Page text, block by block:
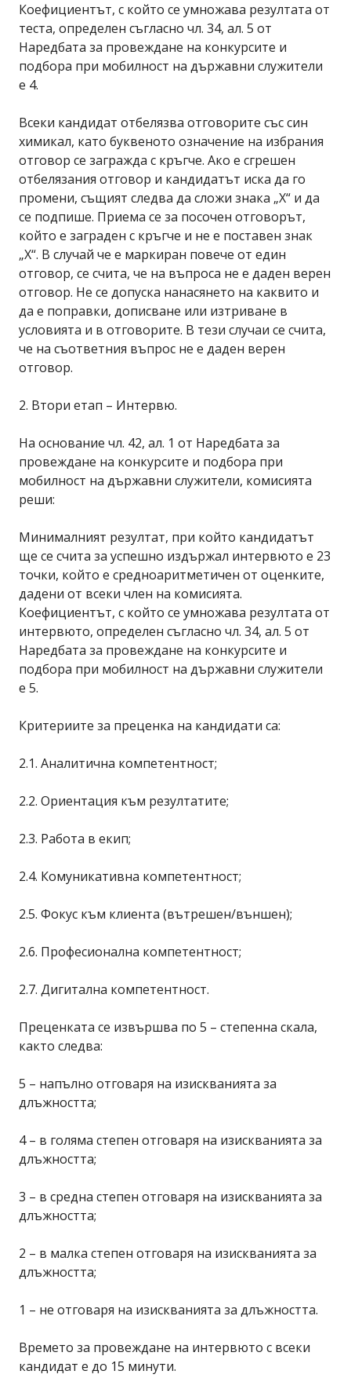
Коефициентът, с който се умножава резултата от
теста, определен съгласно чл. 34, ал. 5 от
Наредбата за провеждане на конкурсите и
подбора при мобилност на държавни служители
е 4.
Всеки кандидат отбелязва отговорите със син
химикал, като буквеното означение на избрания
отговор се загражда с кръгче. Ако е сгрешен
отбелязания отговор и кандидатът иска да го
промени, същият следва да сложи знака „Х“ и да
се подпише. Приема се за посочен отговорът,
който е заграден с кръгче и не е поставен знак
„Х“. В случай че е маркиран повече от един
отговор, се счита, че на въпроса не е даден верен
отговор. Не се допуска нанасянето на каквито и
да е поправки, дописване или изтриване в
условията и в отговорите. В тези случаи се счита,
че на съответния въпрос не е даден верен
отговор.
2. Втори етап – Интервю.
На основание чл. 42, ал. 1 от Наредбата за
провеждане на конкурсите и подбора при
мобилност на държавни служители, комисията
реши:
Минималният резултат, при който кандидатът
ще се счита за успешно издържал интервюто е 23
точки, който е средноаритметичен от оценките,
дадени от всеки член на комисията.
Коефициентът, с който се умножава резултата от
интервюто, определен съгласно чл. 34, ал. 5 от
Наредбата за провеждане на конкурсите и
подбора при мобилност на държавни служители
е 5.
Критериите за преценка на кандидати са:
2.1. Аналитична компетентност;
2.2. Ориентация към резултатите;
2.3. Работа в екип;
2.4. Комуникативна компетентност;
2.5. Фокус към клиента (вътрешен/външен);
2.6. Професионална компетентност;
2.7. Дигитална компетентност.
Преценката се извършва по 5 – степенна скала,
както следва:
5 – напълно отговаря на изискванията за
длъжността;
4 – в голяма степен отговаря на изискванията за
длъжността;
3 – в средна степен отговаря на изискванията за
длъжността;
2 – в малка степен отговаря на изискванията за
длъжността;
1 – не отговаря на изискванията за длъжността.
Времето за провеждане на интервюто с всеки
кандидат е до 15 минути.